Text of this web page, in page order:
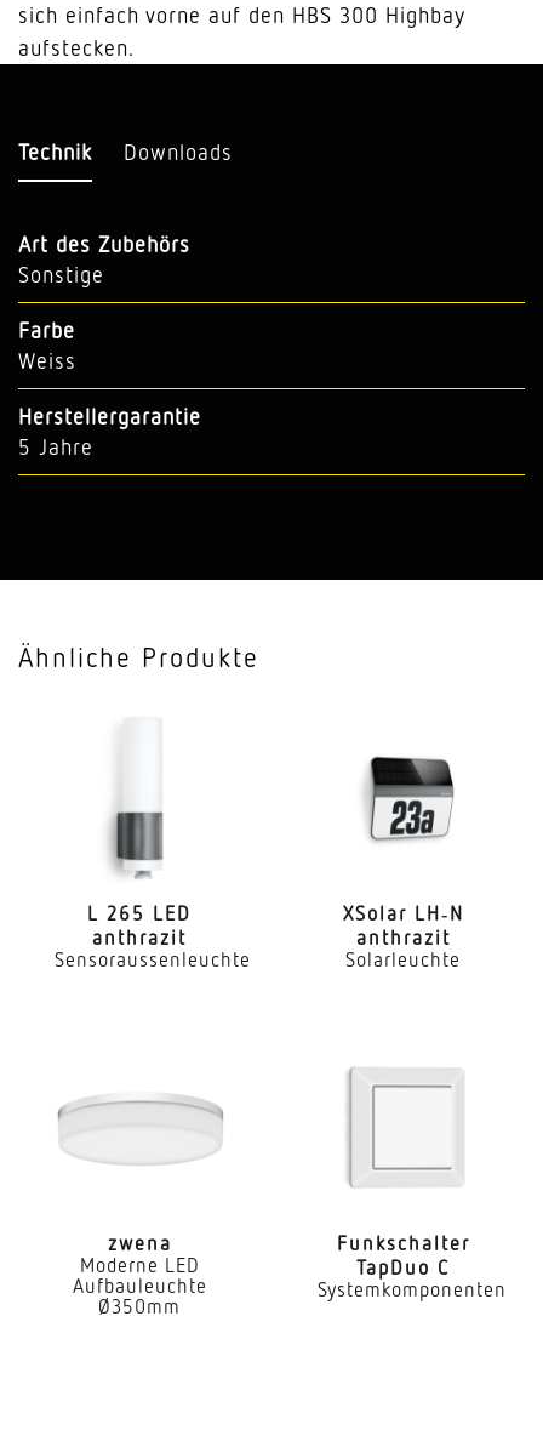
sich einfach vorne auf den HBS 300 Highbay
aufstecken.
Technik Downloads
Art des Zubehörs
Sonstige
Farbe
Weiss
Herstellergarantie
5 Jahre
Ähnliche Produkte
L 265 LED
anthrazit
Sensoraussenleuchte
XSolar LH‑N
anthrazit
Solarleuchte
zwena
Moderne LED
Aufbauleuchte
Ø350mm
Funk­schalter
TapDuo C
Systemkomponenten